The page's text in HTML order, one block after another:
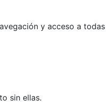
y acceso a
sin ellas.